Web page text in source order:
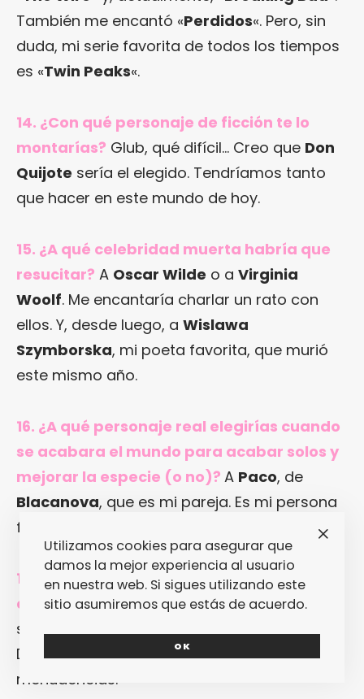
También me encantó «Perdidos«. Pero, sin
duda, mi serie favorita de todos los tiempos
es «Twin Peaks«.
14. ¿Con qué personaje de ficción te lo
montarías? Glub, qué difícil… Creo que Don
Quijote sería el elegido. Tendríamos tanto
que hacer en este mundo de hoy.
15. ¿A qué celebridad muerta habría que
resucitar? A Oscar Wilde o a Virginia
Woolf. Me encantaría charlar un rato con
ellos. Y, desde luego, a Wislawa
Szymborska, mi poeta favorita, que murió
este mismo año.
16. ¿A qué personaje real elegirías cuando
se acabara el mundo para acabar solos y
mejorar la especie (o no)? A Paco, de
Blacanova, que es mi pareja. Es mi persona
favorita.
17. Algo que no puede faltar nunca en tu
casa…Pues, obviamente, libros. Y, en
segundo lugar, discos (vinilos a ser posible).
Después ya vienen la alimentación y otras
menudencias.
Utilizamos cookies para asegurar que
damos la mejor experiencia al usuario
en nuestra web. Si sigues utilizando este
sitio asumiremos que estás de acuerdo.
OK